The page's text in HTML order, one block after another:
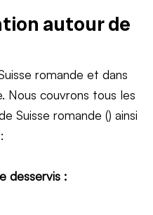
autour de
romande et dans
Nous couvrons tous les
Suisse romande () ainsi
desservis :